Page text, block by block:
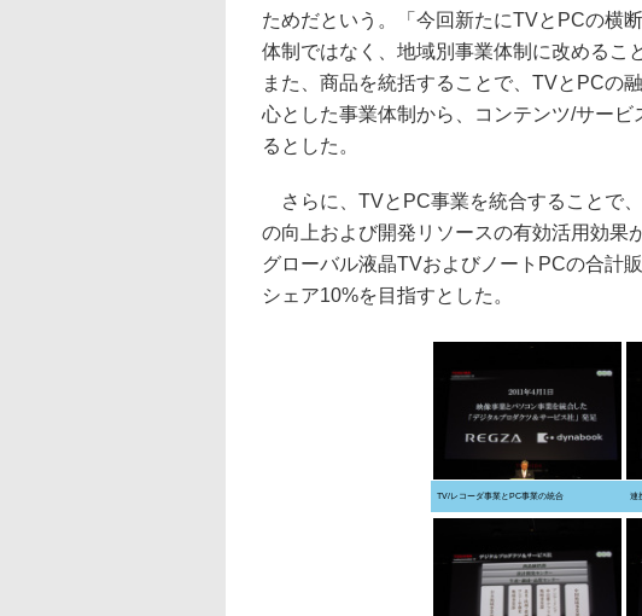
ためだという。「今回新たにTVとPCの横
体制ではなく、地域別事業体制に改めるこ
また、商品を統括することで、TVとPCの
心とした事業体制から、コンテンツ/サー
るとした。
さらに、TVとPC事業を統合することで
の向上および開発リソースの有効活用効果
グローバル液晶TVおよびノートPCの合計
シェア10%を目指すとした。
TV/レコーダ事業とPC事業の統合 連